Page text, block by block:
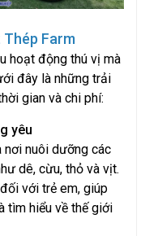
Farm
hoạt động thú vị mà
đây là những trải
gian và chi phí:
yêu
nuôi dưỡng các
dê, cừu, thỏ và vịt.
với trẻ em, giúp
tìm hiểu về thế giới